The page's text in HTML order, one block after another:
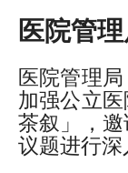
医院管
医院管理
加强公立
茶叙」，
议题进行